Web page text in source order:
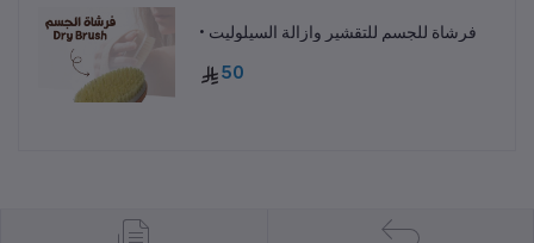
• فرشاة للجسم للتقشير وازالة السيلوليت
50